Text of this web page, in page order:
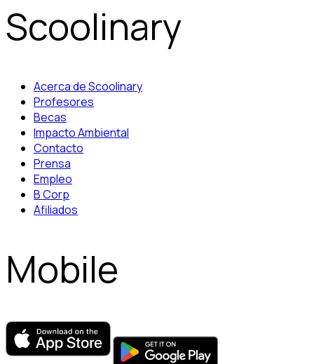
Scoolinary
Acerca de Scoolinary
Profesores
Becas
Impacto Ambiental
Contacto
Prensa
Empleo
B Corp
Afiliados
Mobile